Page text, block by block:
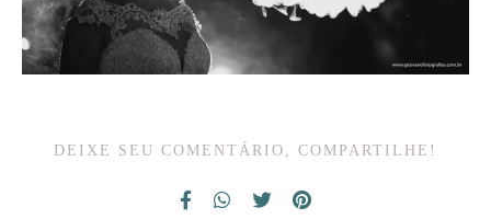
DEIXE SEU COMENTÁRIO, COMPARTILHE!